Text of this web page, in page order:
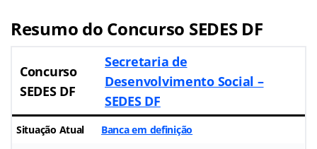
Resumo do Concurso SEDES DF
Concurso
SEDES DF
Secretaria de
Desenvolvimento Social –
SEDES DF
Situação Atual Banca em definição